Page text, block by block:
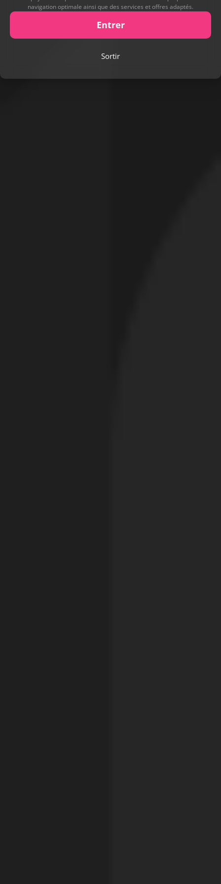
navigation optimale ainsi que des services et offres adaptés.
Entrer
Sortir